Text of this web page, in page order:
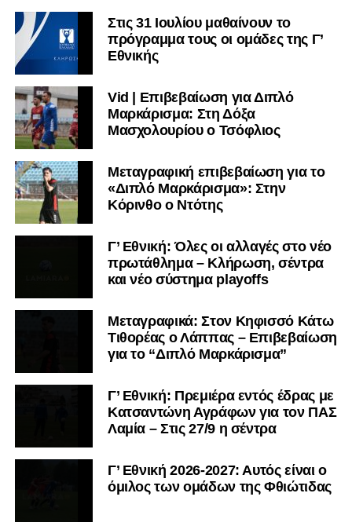
Στις 31 Ιουλίου μαθαίνουν το
πρόγραμμα τους οι ομάδες της Γ’
Εθνικής
Vid | Επιβεβαίωση για Διπλό
Μαρκάρισμα: Στη Δόξα
Μασχολουρίου ο Τσόφλιος
Μεταγραφική επιβεβαίωση για το
«Διπλό Μαρκάρισμα»: Στην
Κόρινθο ο Ντότης
Γ’ Εθνική: Όλες οι αλλαγές στο νέο
πρωτάθλημα – Κλήρωση, σέντρα
και νέο σύστημα playoffs
Μεταγραφικά: Στον Κηφισσό Κάτω
Τιθορέας ο Λάππας – Επιβεβαίωση
για το “Διπλό Μαρκάρισμα”
Γ’ Εθνική: Πρεμιέρα εντός έδρας με
Κατσαντώνη Αγράφων για τον ΠΑΣ
Λαμία – Στις 27/9 η σέντρα
Γ’ Εθνική 2026-2027: Αυτός είναι ο
όμιλος των ομάδων της Φθιώτιδας